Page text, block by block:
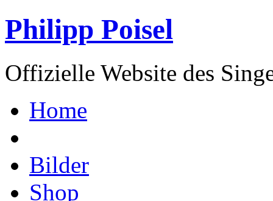
Philipp Poisel
Offizielle Website des
Home
Bilder
Shop